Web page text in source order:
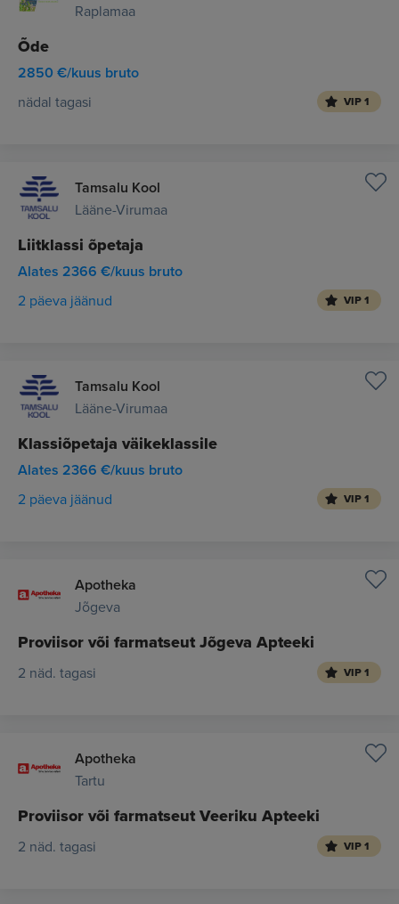
Raplamaa
Õde
2850 €/kuus bruto
nädal tagasi VIP 1
Tamsalu Kool
Lääne-Virumaa
Liitklassi õpetaja
Alates 2366 €/kuus bruto
2 päeva jäänud VIP 1
Tamsalu Kool
Lääne-Virumaa
Klassiõpetaja väikeklassile
Alates 2366 €/kuus bruto
2 päeva jäänud VIP 1
Apotheka
Jõgeva
Proviisor või farmatseut Jõgeva Apteeki
2 näd. tagasi VIP 1
Apotheka
Tartu
Proviisor või farmatseut Veeriku Apteeki
2 näd. tagasi VIP 1